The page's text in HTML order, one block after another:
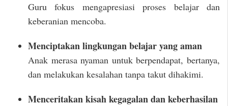
Guru fokus mengapresiasi proses belajar dan
keberanian mencoba.
Menciptakan lingkungan belajar yang aman
Anak merasa nyaman untuk berpendapat, bertanya,
dan melakukan kesalahan tanpa takut dihakimi.
Menceritakan kisah kegagalan dan keberhasilan